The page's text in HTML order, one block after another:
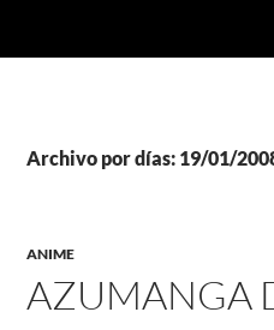
Archivo por días: 19/01/
ANIME
AZUMANGA